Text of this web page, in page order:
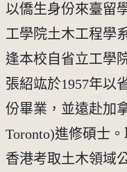
以僑生身份來臺留
工學院土木工程學
逢本校自省立工學
張紹竑於1957年以
份畢業，並遠赴加
Toronto)進修碩士
香港考取土木領域